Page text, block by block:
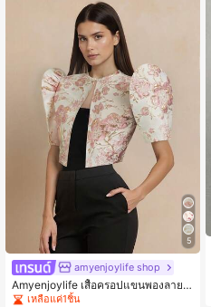
5
amyenjoylife shop
Amyenjoylife เสื้อครอปแขนพองลาย J
acquard สุดหรูทันสมัย
เหลือแค่1ชิ้น